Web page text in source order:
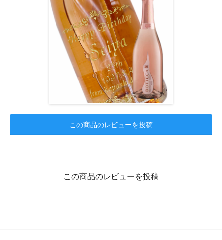
この商品のレビューを投稿
この商品のレビューを投稿